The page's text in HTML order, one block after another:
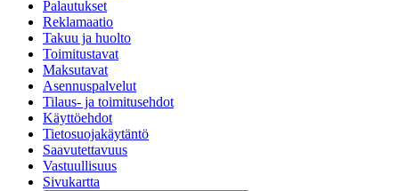
Palautukset
Reklamaatio
Takuu ja huolto
Toimitustavat
Maksutavat
Asennuspalvelut
Tilaus- ja toimitusehdot
Käyttöehdot
Tietosuojakäytäntö
Saavutettavuus
Vastuullisuus
Sivukartta